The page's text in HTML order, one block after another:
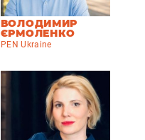
ВОЛОДИМИР
ЄРМОЛЕНКО
PEN Ukraine